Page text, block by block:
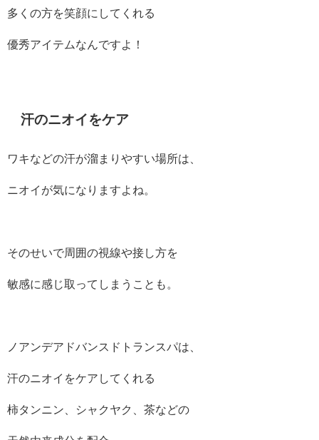
多くの方を笑顔にしてくれる
優秀アイテムなんですよ！
汗のニオイをケア
ワキなどの汗が溜まりやすい場所は、
ニオイが気になりますよね。
そのせいで周囲の視線や接し方を
敏感に感じ取ってしまうことも。
ノアンデアドバンスドトランスパは、
汗のニオイをケアしてくれる
柿タンニン、シャクヤク、茶などの